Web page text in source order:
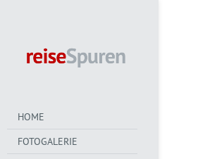
HOME
FOTOGALERIE